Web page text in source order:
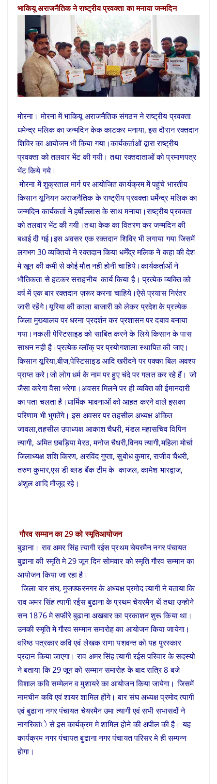
भाकियू अराजनैतिक ने राष्ट्रीय प्रवक्ता का मनाया जन्मदिन
मोरना। मोरना में भाकियू अराजनैतिक संगठन ने राष्ट्रीय प्रवक्ता
धमेन्द्र मलिक का जन्मदिन केक काटकर मनाया, इस दौरान रक्तदान
शिविर का आयोजन भी किया गया।कार्यकर्ताओं द्वारा राष्ट्रीय
प्रवक्ता को तलवार भेंट की गयी। तथा रक्तदाताओं को प्रमाणपत्र
भेंट किये गये।
मोरना में शुक्रताल मार्ग पर आयोजित कार्यक्रम में पहुंचे भारतीय
किसान यूनियन अराजनैतिक के राष्ट्रीय प्रवक्ता धर्मेन्द्र मलिक का
जन्मदिन कार्यकर्ता ने हर्षाेल्लास के साथ मनाया।राष्ट्रीय प्रवक्ता
को तलवार भेंट की गयी।तथा केक का वितरण कर जन्मदिन की
बधाई दी गई।इस अवसर एक रक्तदान शिविर भी लगाया गया जिसमें
लगभग 30 व्यक्तियों ने रक्तदान किया धर्मेंद्र मलिक ने कहा की देश
मे खून की कमी से कोई मौत नही होनी चाहिये।कार्यकर्ताओं ने
भौतिकता से हटकर सराहनीय कार्य किया है। प्रत्येक व्यक्ति को
वर्ष में एक बार रक्तदान ज़रूर करना चाहिये।ऐसे प्रयास निरंतर
जारी रहेंगे।यूरिया की काला बाजारी को लेकर प्रदेश के प्रत्येक
जिला मुख्यालय पर धरना प्रदर्शन कर प्रशासन पर दबाव बनाया
गया।नकली पेस्टिसाइड को साबित करने के लिये किसान के पास
साधन नही है।प्रत्येक ब्लॉक् पर प्रयोगशाला स्थापित की जाए।
किसान यूरिया,बीज,पेस्टिसाइड आदि खरीदने पर पक्का बिल अवश्य
प्राप्त करे।जो लोग धर्म के नाम पर हुए चंदे पर गलत कर रहे हैं। जो
जैसा करेगा वैसा भरेगा।अवसर मिलने पर ही व्यक्ति की ईमानदारी
का पता चलता है।धार्मिक भावनाओं को आहत करने वाले इसका
परिणाम भी भुगतेंगे। इस अवसर पर तहसील अध्यक्ष अंकित
जावला,तहसील उपाध्यक्ष आकाश चैधरी, मंडल महासचिव विपिन
त्यागी, अमित छबड़िया मेरठ, मनोज चैधरी,विनय त्यागी,महिला मोर्चा
जिलाध्यक्ष शशि किरण, अरविंद गुप्ता, सुबोध कुमार, राजीव चैधरी,
तरुण कुमार,एस डी ब्लड बैंक टीम के काजल, कामेश भारद्वाज,
अंशुल आदि मौजूद रहे।
गौरव सम्मान का 29 को स्मृतिआयोजन
बुढाना। राव अमर सिंह त्यागी रईस प्रथम चेयरमैन नगर पंचायत
बुढाना की स्मृति मे 29 जून दिन सोमवार को स्मृति गौरव सम्मान का
आयोजन किया जा रहा है।
जिला बार संघ, मुजफ्फरनगर के अध्यक्ष प्रमोद त्यागी ने बताया कि
राव अमर सिंह त्यागी रईस बुढाना के प्रथम चेयरमैन थें तथा उन्होने
सन 1876 मे सफीरे बुढाना अखबार का प्रकाशन शुरू किया था।
उनकी स्मृति मे गौरव सम्मान समारोह का आयोजन किया जायेगा।
वरिष्ठ पत्रकार कवि एवं लेखक राणा यशवन्त को यह पुरस्कार
प्रदान किया जाएगा। राव अमर सिंह त्यागी रईस परिवार के सदस्यो
ने बताया कि 29 जून को सम्मान समारोह के बाद रात्रि 8 बजे
विशाल कवि सम्मेलन व मुशायरे का आयोजन किया जायेगा। जिसमें
नामचीन कवि एवं शायर शामिल होंगे। बार संघ अध्यक्ष प्रमोद त्यागी
एवं बुढाना नगर पंचायत चेयरमैन उमा त्यागी एवं सभी सभासदों ने
नागरिकांे से इस कार्यक्रम मे शामिल होने की अपील की है। यह
कार्यक्रम नगर पंचायत बुढाना नगर पंचायत परिसर मे ही सम्पन्न
होगा।